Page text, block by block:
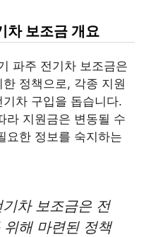
보조금 개요
파주 전기차 보조금은
정책으로, 각종 지원
차 구입을 돕습니다.
라 지원금은 변동될 수
요한 정보를 숙지하는
차 보조금은 전
해 마련된 정책